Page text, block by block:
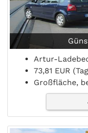
Artur-
73,81 EUR
Großfläche,